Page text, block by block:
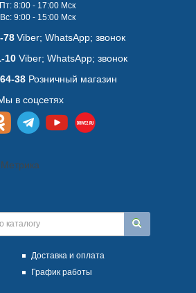
8:00 - 17:00 Мск
9:00 - 15:00 Мск
78 Viber; WhatsАpp; звонок
10Viber; WhatsАpp; звонок
38 Розничный магазин
в соцсетях
Доставка и оплата
График работы